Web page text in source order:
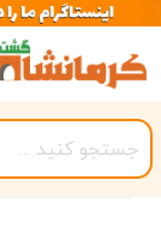
صفحه
اصلی
کرمانشاه